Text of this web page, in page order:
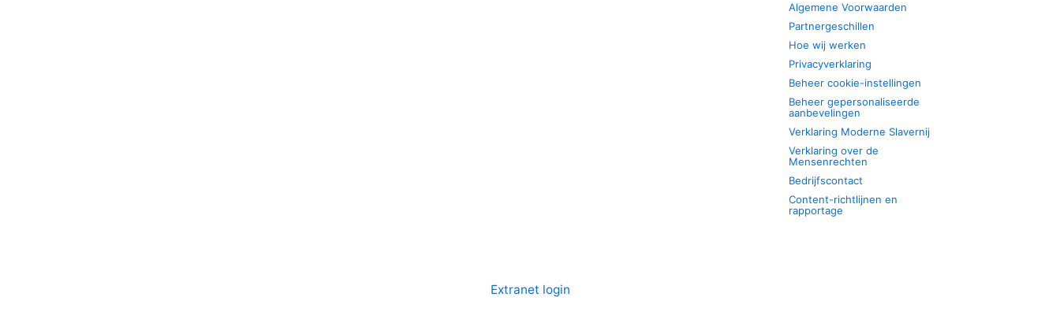
Algemene Voorwaarden
Partnergeschillen
Hoe wij werken
Privacyverklaring
Beheer cookie-instellingen
Beheer gepersonaliseerde
aanbevelingen
Verklaring Moderne Slavernij
Verklaring over de
Mensenrechten
Bedrijfscontact
Content-richtlijnen en
rapportage
Extranet login